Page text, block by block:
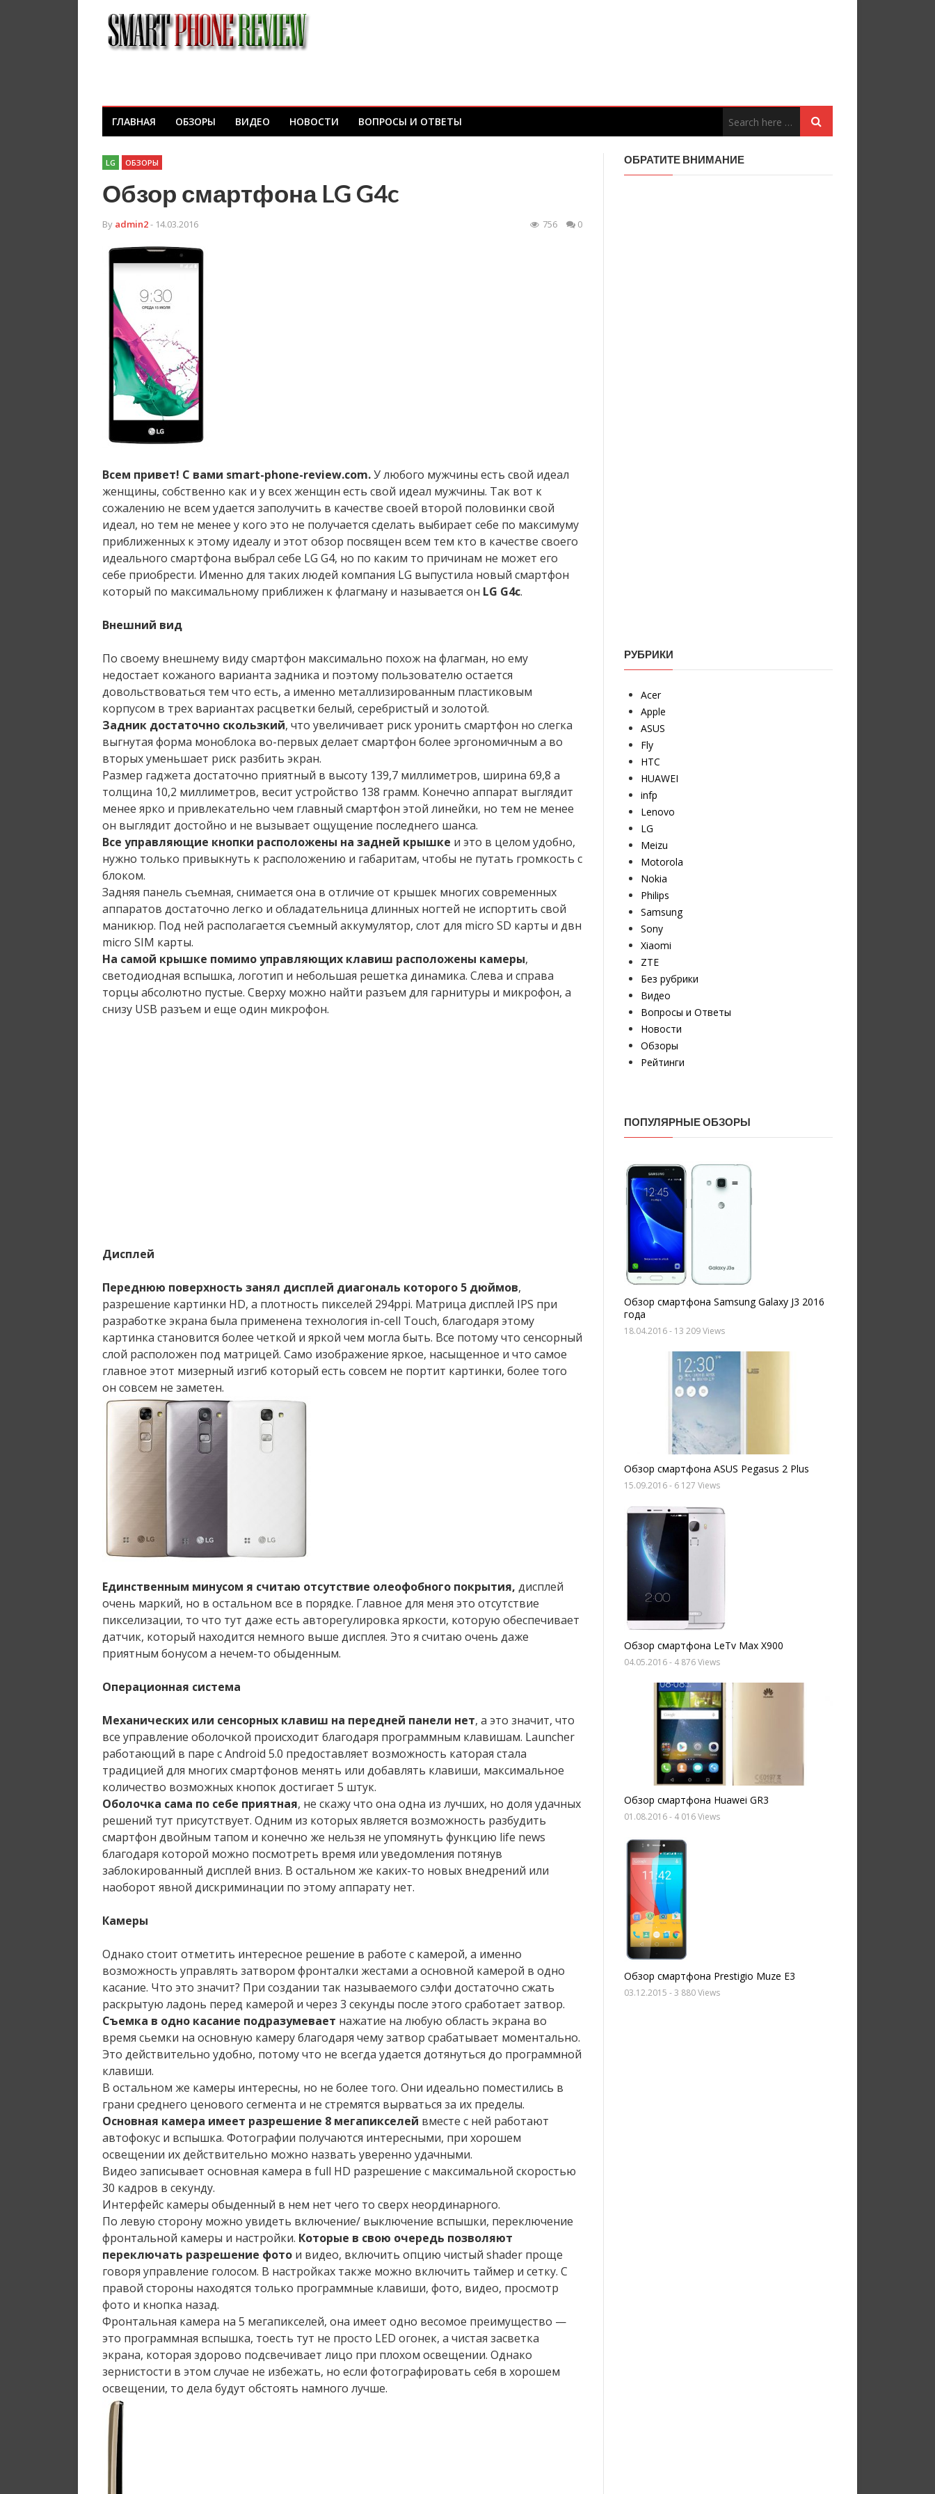
ГЛАВНАЯ ОБЗОРЫ ВИДЕО НОВОСТИ ВОПРОСЫ И ОТВЕТЫ
LG ОБЗОРЫ
Обзор смартфона LG G4c
By admin2- 14.03.2016 756 0
Всем привет! С вами smart-phone-review.com.У любого мужчины есть свой идеал
женщины, собственно как и у всех женщин есть свой идеал мужчины. Так вот к
сожалению не всем удается заполучить в качестве своей второй половинки свой
идеал, но тем не менее у кого это не получается сделать выбирает себе по максимуму
приближенных к этому идеалу и этот обзор посвящен всем тем кто в качестве своего
идеального смартфона выбрал себе LG G4, но по каким то причинам не может его
себе приобрести. Именно для таких людей компания LG выпустила новый смартфон
который по максимальному приближен к флагману и называется он LG G4c.
Внешний вид
По своему внешнему виду смартфон максимально похож на флагман, но ему
недостает кожаного варианта задника и поэтому пользователю остается
довольствоваться тем что есть, а именно металлизированным пластиковым
корпусом в трех вариантах расцветки белый, серебристый и золотой.
Задник достаточно скользкий, что увеличивает риск уронить смартфон но слегка
выгнутая форма моноблока во-первых делает смартфон более эргономичным а во
вторых уменьшает риск разбить экран.
Размер гаджета достаточно приятный в высоту 139,7 миллиметров, ширина 69,8 а
толщина 10,2 миллиметров, весит устройство 138 грамм. Конечно аппарат выглядит
менее ярко и привлекательно чем главный смартфон этой линейки, но тем не менее
он выглядит достойно и не вызывает ощущение последнего шанса.
Все управляющие кнопки расположены на задней крышке и это в целом удобно,
нужно только привыкнуть к расположению и габаритам, чтобы не путать громкость с
блоком.
Задняя панель съемная, снимается она в отличие от крышек многих современных
аппаратов достаточно легко и обладательница длинных ногтей не испортить свой
маникюр. Под ней располагается съемный аккумулятор, слот для micro SD карты и двн
micro SIM карты.
На самой крышке помимо управляющих клавиш расположены камеры,
светодиодная вспышка, логотип и небольшая решетка динамика. Слева и справа
торцы абсолютно пустые. Сверху можно найти разъем для гарнитуры и микрофон, а
снизу USB разъем и еще один микрофон.
Дисплей
Переднюю поверхность занял дисплей диагональ которого 5 дюймов,
разрешение картинки HD, а плотность пикселей 294ppi. Матрица дисплей IPS при
разработке экрана была применена технология in-cell Touch, благодаря этому
картинка становится более четкой и яркой чем могла быть. Все потому что сенсорный
слой расположен под матрицей. Само изображение яркое, насыщенное и что самое
главное этот мизерный изгиб который есть совсем не портит картинки, более того
он совсем не заметен.
Единственным минусом я считаю отсутствие олеофобного покрытия, дисплей
очень маркий, но в остальном все в порядке. Главное для меня это отсутствие
пикселизации, то что тут даже есть авторегулировка яркости, которую обеспечивает
датчик, который находится немного выше дисплея. Это я считаю очень даже
приятным бонусом а нечем-то обыденным.
Операционная система
Механических или сенсорных клавиш на передней панели нет, а это значит, что
все управление оболочкой происходит благодаря программным клавишам. Launcher
работающий в паре с Android 5.0 предоставляет возможность каторая стала
традицией для многих смартфонов менять или добавлять клавиши, максимальное
количество возможных кнопок достигает 5 штук.
Оболочка сама по себе приятная, не скажу что она одна из лучших, но доля удачных
решений тут присутствует. Одним из которых является возможность разбудить
смартфон двойным тапом и конечно же нельзя не упомянуть функцию life news
благодаря которой можно посмотреть время или уведомления потянув
заблокированный дисплей вниз. В остальном же каких-то новых внедрений или
наоборот явной дискриминации по этому аппарату нет.
Камеры
Однако стоит отметить интересное решение в работе с камерой, а именно
возможность управлять затвором фронталки жестами а основной камерой в одно
касание. Что это значит? При создании так называемого сэлфи достаточно сжать
раскрытую ладонь перед камерой и через 3 секунды после этого сработает затвор.
Съемка в одно касание подразумевает нажатие на любую область экрана во
время сьемки на основную камеру благодаря чему затвор срабатывает моментально.
Это действительно удобно, потому что не всегда удается дотянуться до программной
клавиши.
В остальном же камеры интересны, но не более того. Они идеально поместились в
грани среднего ценового сегмента и не стремятся вырваться за их пределы.
Основная камера имеет разрешение 8 мегапикселей вместе с ней работают
автофокус и вспышка. Фотографии получаются интересными, при хорошем
освещении их действительно можно назвать уверенно удачными.
Видео записывает основная камера в full HD разрешение с максимальной скоростью
30 кадров в секунду.
Интерфейс камеры обыденный в нем нет чего то сверх неординарного.
По левую сторону можно увидеть включение/ выключение вспышки, переключение
фронтальной камеры и настройки. Которые в свою очередь позволяют
переключать разрешение фото и видео, включить опцию чистый shader проще
говоря управление голосом. В настройках также можно включить таймер и сетку. С
правой стороны находятся только программные клавиши, фото, видео, просмотр
фото и кнопка назад.
Фронтальная камера на 5 мегапикселей, она имеет одно весомое преимущество —
это программная вспышка, тоесть тут не просто LED огонек, а чистая засветка
экрана, которая здорово подсвечивает лицо при плохом освещении. Однако
зернистости в этом случае не избежать, но если фотографировать себя в хорошем
освещении, то дела будут обстоять намного лучше.
ОБРАТИТЕ ВНИМАНИЕ
РУБРИКИ
Acer
Apple
ASUS
Fly
HTC
HUAWEI
infp
Lenovo
LG
Meizu
Motorola
Nokia
Philips
Samsung
Sony
Xiaomi
ZTE
Без рубрики
Видео
Вопросы и Ответы
Новости
Обзоры
Рейтинги
ПОПУЛЯРНЫЕ ОБЗОРЫ
Обзор смартфона Samsung Galaxy J3 2016
года
18.04.2016- 13 209 Views
Обзор смартфона ASUS Pegasus 2 Plus
15.09.2016- 6 127 Views
Обзор смартфона LeTv Max X900
04.05.2016- 4 876 Views
Обзор смартфона Huawei GR3
01.08.2016- 4 016 Views
Обзор смартфона Prestigio Muze E3
03.12.2015 - 3 880 Views